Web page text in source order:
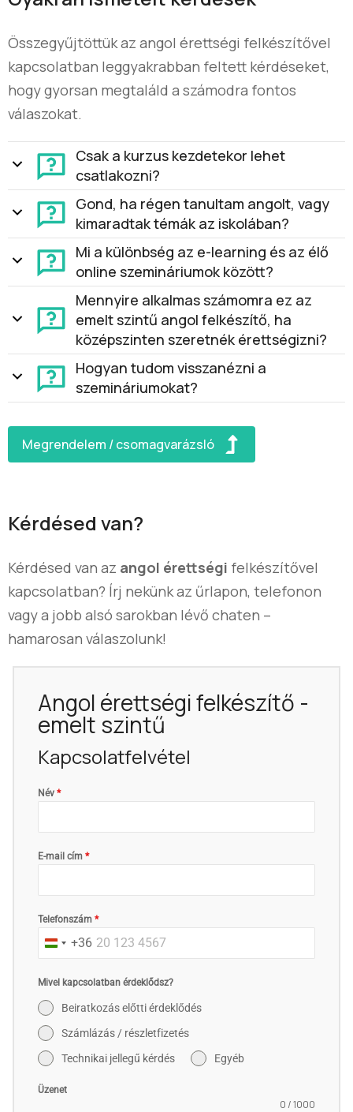
Összegyűjtöttük az angol érettségi felkészítővel
kapcsolatban leggyakrabban feltett kérdéseket,
hogy gyorsan megtaláld a számodra fontos
válaszokat.
Csak a kurzus kezdetekor lehet
csatlakozni?
Gond, ha régen tanultam angolt, vagy
kimaradtak témák az iskolában?
Mi a különbség az e-learning és az élő
online szemináriumok között?
Mennyire alkalmas számomra ez az
emelt szintű angol felkészítő, ha
középszinten szeretnék érettségizni?
Hogyan tudom visszanézni a
szemináriumokat?
Megrendelem / csomagvarázsló
Kérdésed van?
Kérdésed van az angol érettségi felkészítővel
kapcsolatban? Írj nekünk az űrlapon, telefonon
vagy a jobb alsó sarokban lévő chaten –
hamarosan válaszolunk!
Angol érettségi felkészítő -
emelt szintű
Kapcsolatfelvétel
Név*
E-mail cím*
Telefonszám*
Hungary
+36
+36
Mivel kapcsolatban érdeklődsz?
Beiratkozás előtti érdeklődés
Számlázás / részletfizetés
Technikai jellegű kérdés Egyéb
Üzenet
0 / 1000